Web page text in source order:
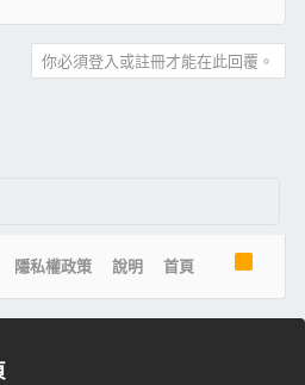
你必須登入或註冊才能在此回覆。
隱私權政策 說明 首頁